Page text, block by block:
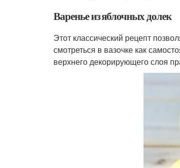
Варенье из яблочных долек
Этот классический рецепт
смотреться в вазочке как
верхнего декорирующего слоя